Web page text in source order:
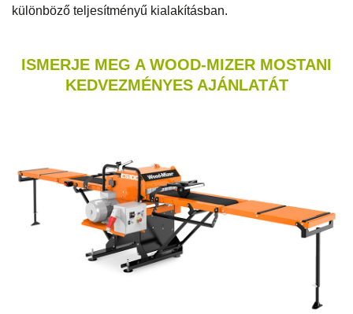
különböző teljesítményű kialakításban.
ISMERJE MEG A WOOD-MIZER MOSTANI
KEDVEZMÉNYES AJÁNLATÁT